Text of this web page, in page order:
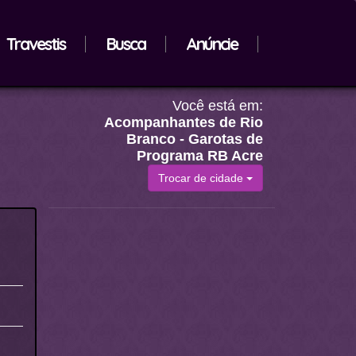
Travestis Busca Anúncie
Você está em:
Acompanhantes de Rio
Branco - Garotas de
Programa RB Acre
Trocar de cidade